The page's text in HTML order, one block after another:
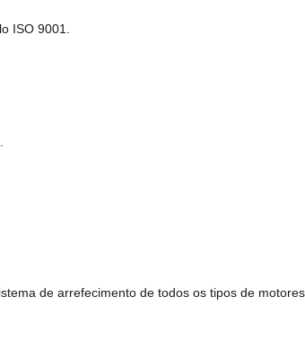
ISO 9001.
de arrefecimento de todos os tipos de